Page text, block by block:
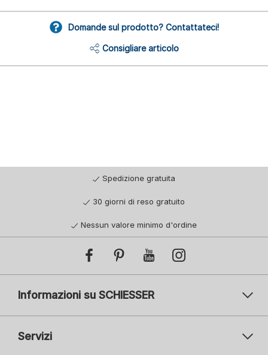
Domande sul prodotto? Contattateci!
Consigliare articolo
Spedizione gratuita
30 giorni di reso gratuito
Nessun valore minimo d'ordine
Informazioni su SCHIESSER
Servizi